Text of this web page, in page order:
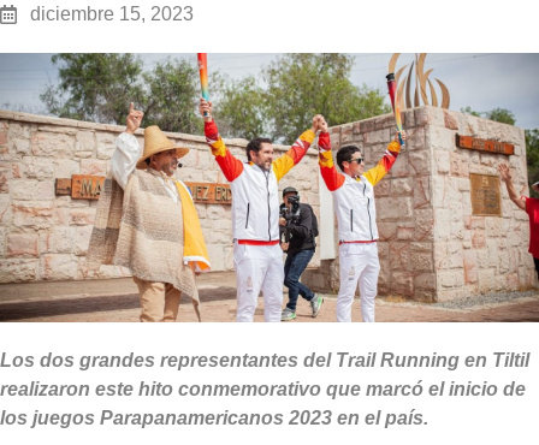
diciembre 15, 2023
Los dos grandes representantes del Trail Running en Tiltil
realizaron este hito conmemorativo que marcó el inicio de
los juegos Parapanamericanos 2023 en el país.